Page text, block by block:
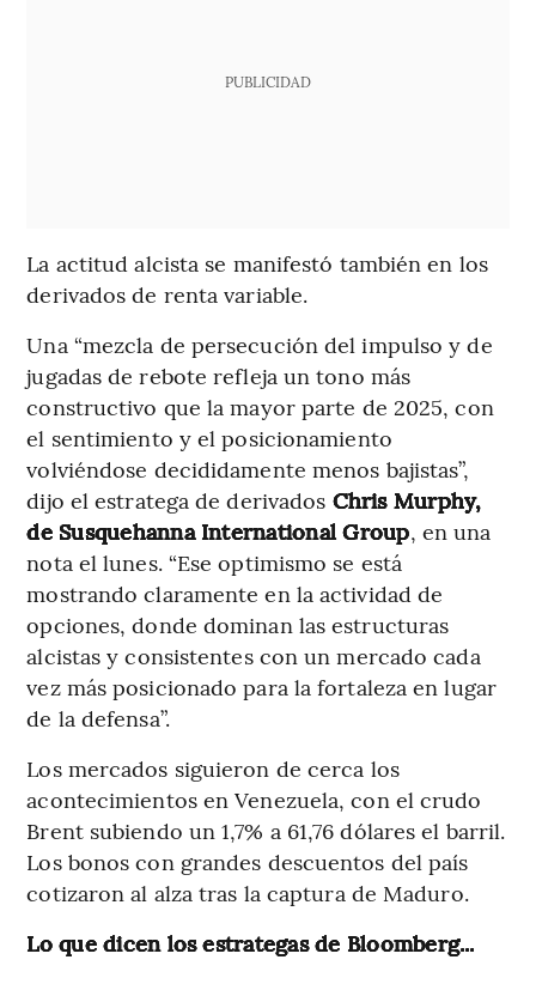
PUBLICIDAD
La actitud alcista se manifestó también en los
derivados de renta variable.
Una “mezcla de persecución del impulso y de
jugadas de rebote refleja un tono más
constructivo que la mayor parte de 2025, con
el sentimiento y el posicionamiento
volviéndose decididamente menos bajistas”,
dijo el estratega de derivados Chris Murphy,
de Susquehanna International Group, en una
nota el lunes. “Ese optimismo se está
mostrando claramente en la actividad de
opciones, donde dominan las estructuras
alcistas y consistentes con un mercado cada
vez más posicionado para la fortaleza en lugar
de la defensa”.
Los mercados siguieron de cerca los
acontecimientos en Venezuela, con el crudo
Brent subiendo un 1,7% a 61,76 dólares el barril.
Los bonos con grandes descuentos del país
cotizaron al alza tras la captura de Maduro.
Lo que dicen los estrategas de Bloomberg...